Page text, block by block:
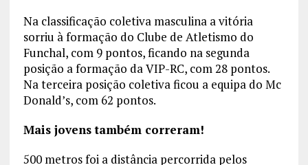
Na classificação coletiva masculina a vitória
sorriu à formação do Clube de Atletismo do
Funchal, com 9 pontos, ficando na segunda
posição a formação da VIP-RC, com 28 pontos.
Na terceira posição coletiva ficou a equipa do Mc
Donald’s, com 62 pontos.
Mais jovens também correram!
500 metros foi a distância percorrida pelos